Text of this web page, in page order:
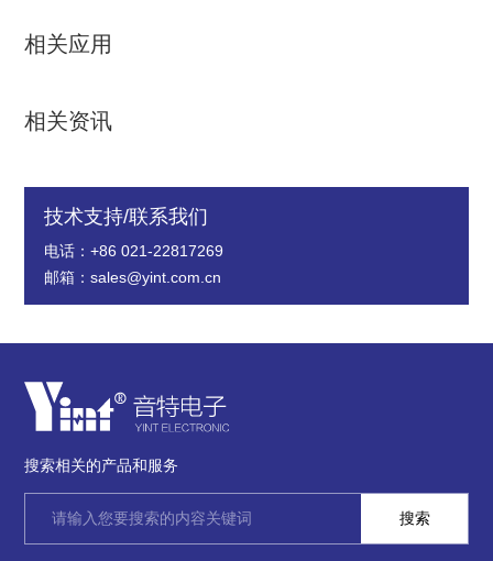
相关应用
相关资讯
技术支持/联系我们
电话：+86 021-22817269
邮箱：sales@yint.com.cn
搜索相关的产品和服务